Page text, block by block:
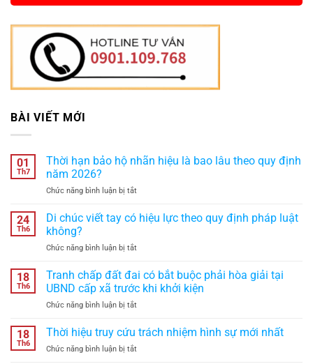
BÀI VIẾT MỚI
01
Th7
Thời hạn bảo hộ nhãn hiệu là bao lâu theo quy định
năm 2026?
Chức năng bình luận bị tắtở
hạn
nhãn
là
bao
theo
định
24
Th6
Di chúc viết tay có hiệu lực theo quy định pháp luật
không?
Chức năng bình luận bị tắtở
chúc
viết
tay
có
lực
quy
18
Th6
Tranh chấp đất đai có bắt buộc phải hòa giải tại
UBND cấp xã trước khi khởi kiện
Chức năng bình luận bị tắtở
chấp
đai
18
Th6
Thời hiệu truy cứu trách nhiệm hình sự mới nhất
Chức năng bình luận bị tắtở